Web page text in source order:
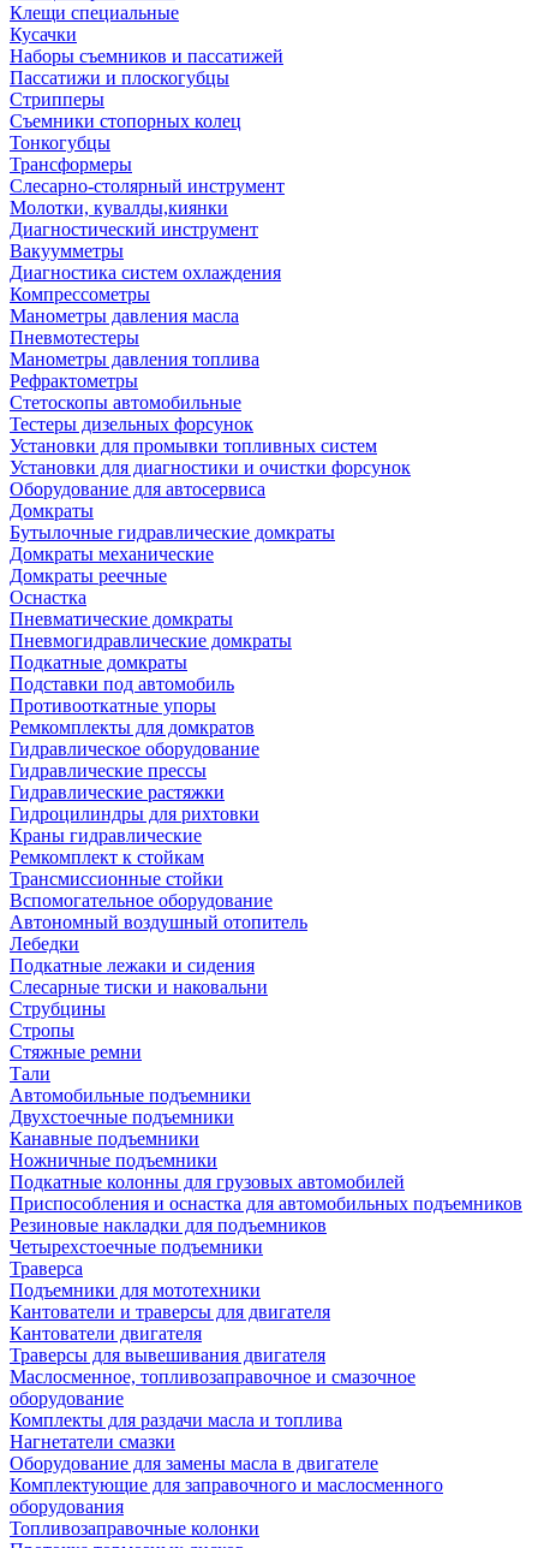
Клещи специальные
Кусачки
Наборы съемников и пассатижей
Пассатижи и плоскогубцы
Стрипперы
Съемники стопорных колец
Тонкогубцы
Трансформеры
Слесарно-столярный инструмент
Молотки, кувалды,киянки
Диагностический инструмент
Вакуумметры
Диагностика систем охлаждения
Компрессометры
Манометры давления масла
Пневмотестеры
Манометры давления топлива
Рефрактометры
Стетоскопы автомобильные
Тестеры дизельных форсунок
Установки для промывки топливных систем
Установки для диагностики и очистки форсунок
Оборудование для автосервиса
Домкраты
Бутылочные гидравлические домкраты
Домкраты механические
Домкраты реечные
Оснастка
Пневматические домкраты
Пневмогидравлические домкраты
Подкатные домкраты
Подставки под автомобиль
Противооткатные упоры
Ремкомплекты для домкратов
Гидравлическое оборудование
Гидравлические прессы
Гидравлические растяжки
Гидроцилиндры для рихтовки
Краны гидравлические
Ремкомплект к стойкам
Трансмиссионные стойки
Вспомогательное оборудование
Автономный воздушный отопитель
Лебедки
Подкатные лежаки и сидения
Слесарные тиски и наковальни
Струбцины
Стропы
Стяжные ремни
Тали
Автомобильные подъемники
Двухстоечные подъемники
Канавные подъемники
Ножничные подъемники
Подкатные колонны для грузовых автомобилей
Приспособления и оснастка для автомобильных подъемников
Резиновые накладки для подъемников
Четырехстоечные подъемники
Траверса
Подъемники для мототехники
Кантователи и траверсы для двигателя
Кантователи двигателя
Траверсы для вывешивания двигателя
Маслосменное, топливозаправочное и смазочное
оборудование
Комплекты для раздачи масла и топлива
Нагнетатели смазки
Оборудование для замены масла в двигателе
Комплектующие для заправочного и маслосменного
оборудования
Топливозаправочные колонки